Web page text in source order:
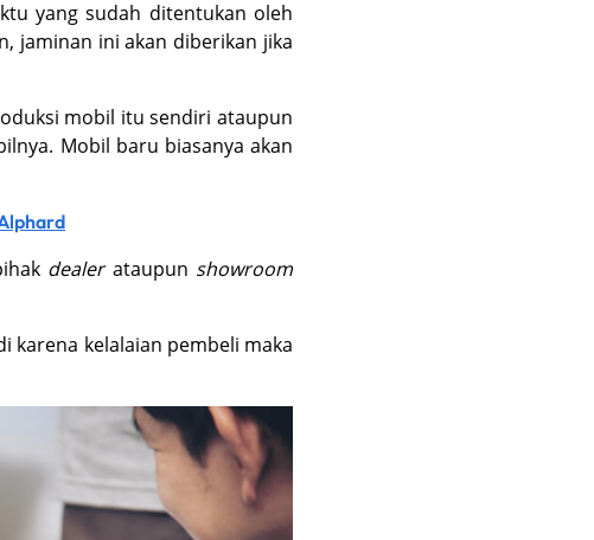
yang sudah ditentukan oleh
jaminan ini akan diberikan jika
mobil itu sendiri ataupun
Mobil baru biasanya akan
dealer ataupun showroom
karena kelalaian pembeli maka